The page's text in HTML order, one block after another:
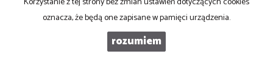
05-092 Łomiankioznacza, że będą one zapisane w pamięci urządzenia.
rozumiem